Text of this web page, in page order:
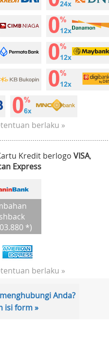
berlaku »
Kredit berlogo VISA,
Express
*)
berlaku »
Anda?
isi form »